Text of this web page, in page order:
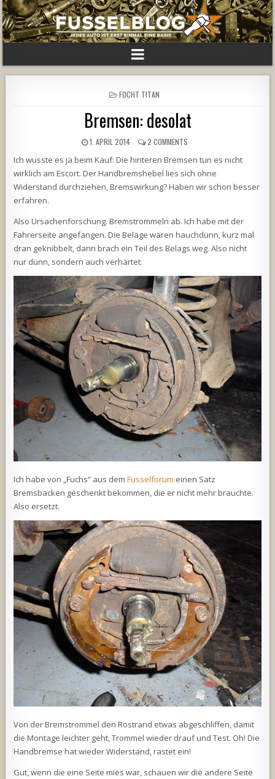
POSTED
IN
FOCHT TITAN
Bremsen: desolat
1. APRIL 2014 2 COMMENTS
Ich wusste es ja beim Kauf: Die hinteren Bremsen tun es nicht
wirklich am Escort. Der Handbremshebel lies sich ohne
Widerstand durchziehen, Bremswirkung? Haben wir schon besser
erfahren.
Also Ursachenforschung. Bremstrommeln ab. Ich habe mit der
Fahrerseite angefangen. Die Beläge waren hauchdünn, kurz mal
dran geknibbelt, dann brach ein Teil des Belags weg. Also nicht
nur dünn, sondern auch verhärtet.
Ich habe von „Fuchs“ aus demFusselforum einen Satz
Bremsbacken geschenkt bekommen, die er nicht mehr brauchte.
Also ersetzt.
Von der Bremstrommel den Rostrand etwas abgeschliffen, damit
die Montage leichter geht, Trommel wieder drauf und Test. Oh! Die
Handbremse hat wieder Widerstand, rastet ein!
Gut, wenn die eine Seite mies war, schauen wir die andere Seite